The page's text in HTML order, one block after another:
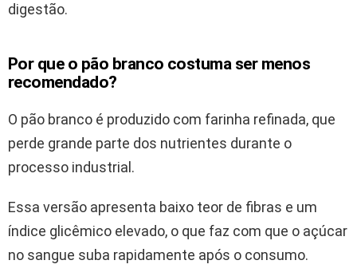
digestão.
Por que o pão branco costuma ser menos
recomendado?
O pão branco é produzido com farinha refinada, que
perde grande parte dos nutrientes durante o
processo industrial.
Essa versão apresenta baixo teor de fibras e um
índice glicêmico elevado, o que faz com que o açúcar
no sangue suba rapidamente após o consumo.